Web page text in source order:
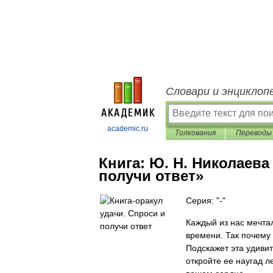
academic.ru
Словари и
Толкования Переводы
Книга: Ю. Н. Николаева
получи ответ»
Серия: "-"
Каждый из нас
времени. Так
Подскажет эта
откройте ее наугад